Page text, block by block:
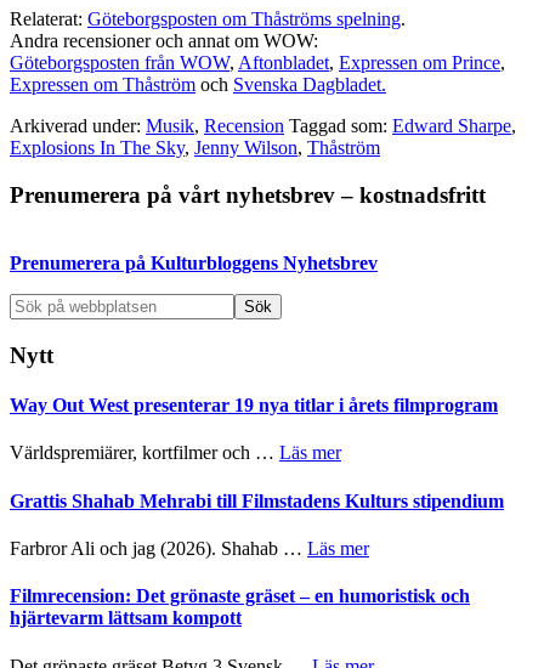
Relaterat: Göteborgsposten om Thåströms spelning.
Andra recensioner och annat om WOW:
Göteborgsposten från WOW, Aftonbladet, Expressen om Prince,
Expressen om Thåström och Svenska Dagbladet.
Arkiverad under: Musik, Recension Taggad som: Edward Sharpe,
Explosions In The Sky, Jenny Wilson, Thåström
Primärt
Prenumerera på vårt nyhetsbrev – kostnadsfritt
Prenumerera på Kulturbloggens Nyhetsbrev
Sök
på
webbplatsen
Nytt
Way Out West presenterar 19 nya titlar i årets filmprogram
Världspremiärer, kortfilmer och … Läs merom
Out
19
titlar
Grattis Shahab Mehrabi till Filmstadens Kulturs stipendium
Farbror Ali och jag (2026). Shahab … Läs merom
Shahab
Filmrecension: Det grönaste gräset – en humoristisk och
hjärtevarm lättsam kompott